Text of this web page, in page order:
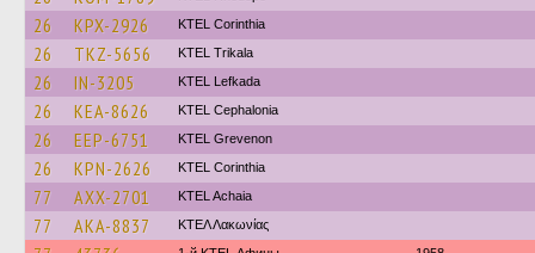
26 KPX-2926 KTEL Corinthia
26 TKZ-5656 ΚΤΕL Τrikala
26 IN-3205 KTEL Lefkada
26 KEA-8626 KTEL Cephalonia
26 EEP-6751 ΚΤΕL Grevenon
26 KPN-2626 KTEL Corinthia
77 AXX-2701 KTEL Achaia
77 AKA-8837 ΚΤΕΛ Λακωνίας